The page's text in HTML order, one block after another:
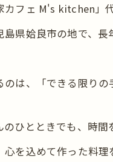
フェ M's kitchen」
県姶良市の地で、
は、「できる限り
ひとときでも、時間
を込めて作った料